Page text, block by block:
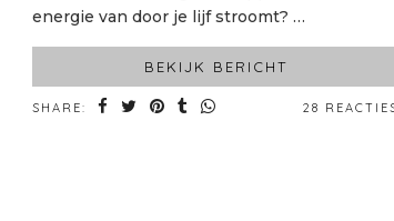
energie van door je lijf stroomt? …
BEKIJK BERICHT
SHARE: 28